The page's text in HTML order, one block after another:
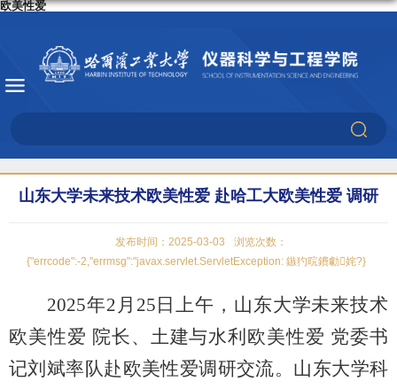
欧美性爱
山东大学未来技术欧美性爱 赴哈工大欧美性爱 调研
发布时间：2025-03-03
浏览次数：
{"errcode":-2,"errmsg":"javax.servlet.ServletException: 鏃犳晥鐨勮姹?}
2025年2 月 25 日上午，山东大学未来技术
欧美性爱 院长、土建与水利欧美性爱 党委书
记刘斌率队赴欧美性爱调研交流。山东大学科